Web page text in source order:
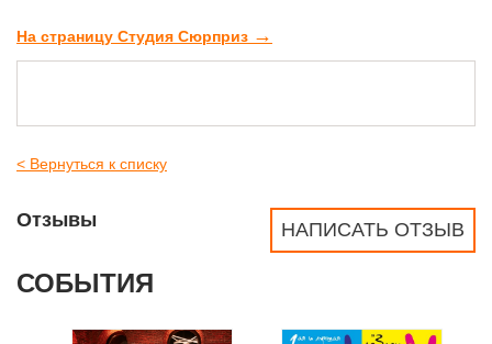
На страницу Студия Сюрприз →
< Вернуться к списку
НАПИСАТЬ ОТЗЫВ
Отзывы
СОБЫТИЯ